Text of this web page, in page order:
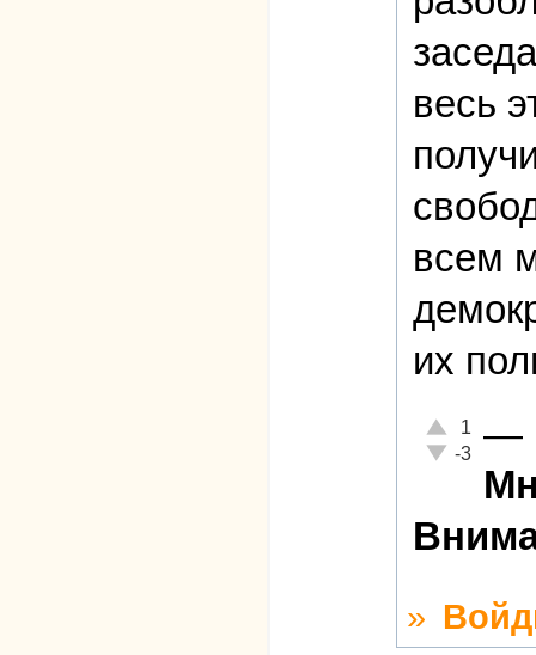
весь
всем
их
Отлично!
1
Неадекватно!
-3 —
»